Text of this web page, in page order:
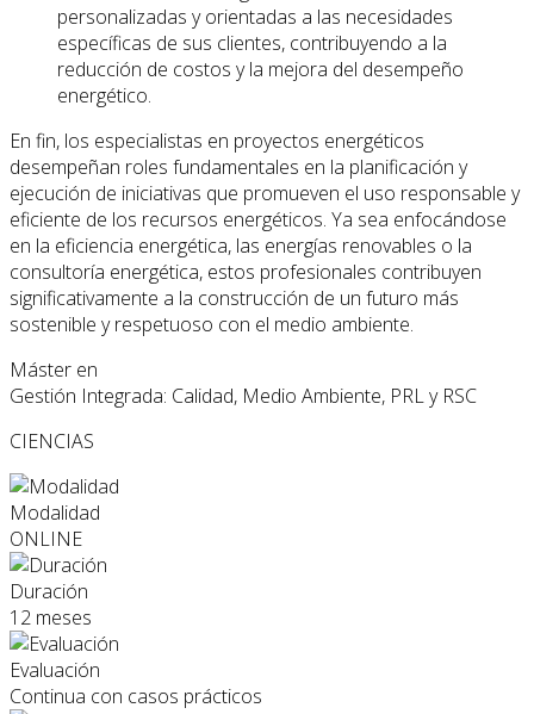
personalizadas y orientadas a las necesidades
específicas de sus clientes, contribuyendo a la
reducción de costos y la mejora del desempeño
energético.
En fin, los especialistas en proyectos energéticos
desempeñan roles fundamentales en la planificación y
ejecución de iniciativas que promueven el uso responsable y
eficiente de los recursos energéticos. Ya sea enfocándose
en la eficiencia energética, las energías renovables o la
consultoría energética, estos profesionales contribuyen
significativamente a la construcción de un futuro más
sostenible y respetuoso con el medio ambiente.
Máster en
Gestión Integrada: Calidad, Medio Ambiente, PRL y RSC
CIENCIAS
Modalidad
ONLINE
Duración
12 meses
Evaluación
Continua con casos prácticos